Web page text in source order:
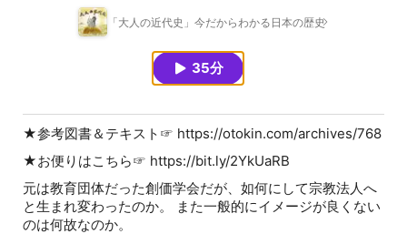
新着おすすめ
トップランキング
「大人の近代史」今だからわかる日本の歴史
35分
★参考図書＆テキスト☞ https://otokin.com/archives/768
★お便りはこちら☞ https://bit.ly/2YkUaRB
元は教育団体だった創価学会だが、如何にして宗教法人へ
と生まれ変わったのか。 また一般的にイメージが良くない
のは何故なのか。